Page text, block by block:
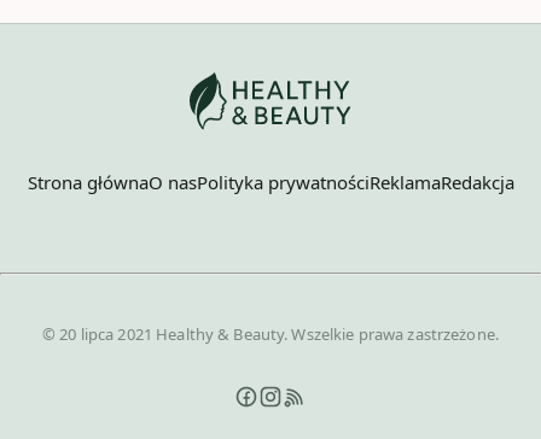
Strona głównaO nasPolityka prywatnościReklamaRedakcja
© 20 lipca 2021 Healthy & Beauty. Wszelkie prawa zastrzeżone.